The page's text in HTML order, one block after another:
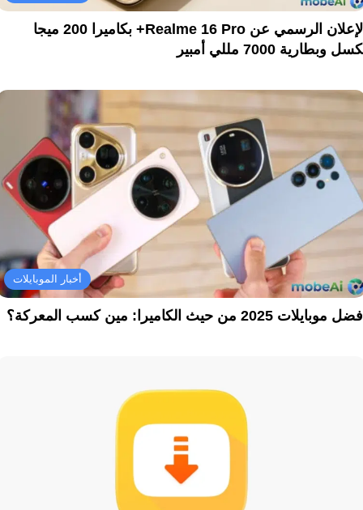
الإعلان الرسمي عن Realme 16 Pro+ بكاميرا 200 ميجا
وبطارية 7000 مللي أمبير
أخبار الموبايلات
موبايلات 2025 من حيث الكاميرا: مين كسب المعركة؟